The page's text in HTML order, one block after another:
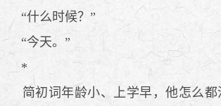
“什么时候？”
“今天。”
*
简初词年龄小、上学早，他怎么都